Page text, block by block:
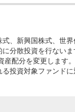
式、新興国株式、世
分散投資を行ないま
産配分を変更します。
る投資対象ファンド